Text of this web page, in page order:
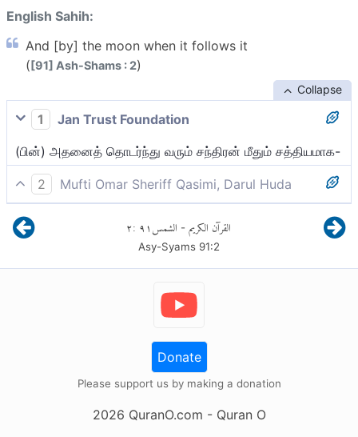
English Sahih:
And [by] the moon when it follows it
([91] Ash-Shams : 2)
Collapse
1
Jan Trust Foundation
(பின்) அதனைத் தொடர்ந்து வரும் சந்திரன் மீதும் சத்தியமாக-
2
Mufti Omar Sheriff Qasimi, Darul Huda
சந்திரனின் மீது சத்தியமாக! அதைத் தொடரும்போது,
القرآن الكريم - الشمس٩١:٢
Asy-Syams91:2
Donate
Please support us by making a donation
2026 QuranO.com - Quran O